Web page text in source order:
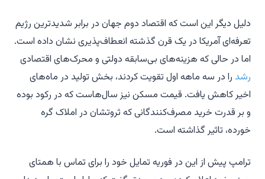
دلیل دیگر این است که اقتصاد دوم جهان در برابر شدیدترین رژیم
تعرفه‌ای آمریکا در یک قرن گذشته انعطاف‌پذیری نشان داده است.
اما در حالی که هزینه‌های بی‌سابقه دولتی و محرک‌های اقتصادی
رشد را در سه ماهه اول تقویت کردند، بخش تولید در ماه‌های
اخیر کاهش یافت. قیمت مسکن نیز سال‌هاست که در رکود بوده
و بر قدرت خرید مصرف‌کنندگانی که ثروتشان در املاک گره
خورده، تاثیر گذاشته است.
ترامپ پیش از این در فوریه تمایل خود را برای تماس با همتای